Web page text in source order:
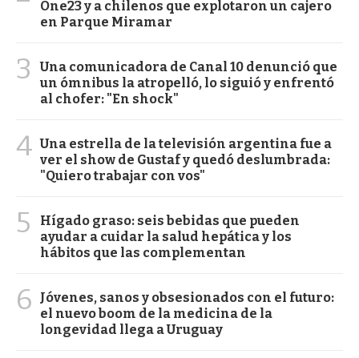
One23 y a chilenos que explotaron un cajero
en Parque Miramar
3
Una comunicadora de Canal 10 denunció que
un ómnibus la atropelló, lo siguió y enfrentó
al chofer: "En shock"
4 Una estrella de la televisión argentina fue a
ver el show de Gustaf y quedó deslumbrada:
"Quiero trabajar con vos"
5
Hígado graso: seis bebidas que pueden
ayudar a cuidar la salud hepática y los
hábitos que las complementan
6
Jóvenes, sanos y obsesionados con el futuro:
el nuevo boom de la medicina de la
longevidad llega a Uruguay